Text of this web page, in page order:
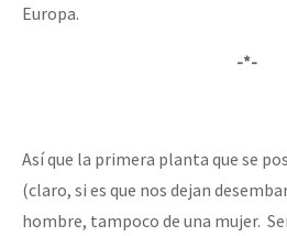
Europa.
-*-
Así que la primera planta que se
(claro, si es que nos dejan
hombre, tampoco de una mujer.